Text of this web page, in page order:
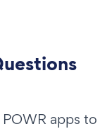
apps to